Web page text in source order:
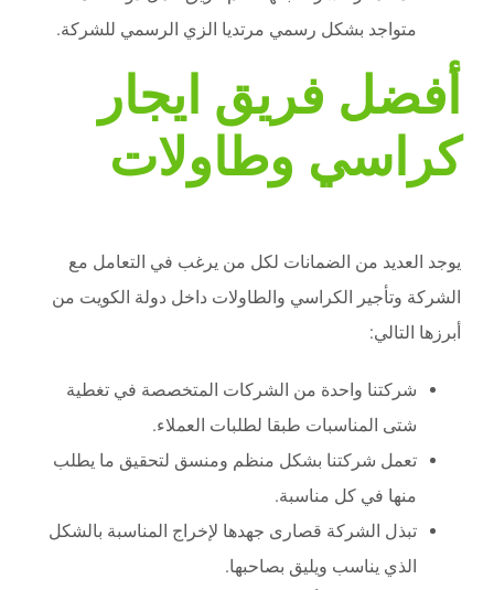
متواجد بشكل رسمي مرتديا الزي الرسمي للشركة.
أفضل فريق ايجار
كراسي وطاولات
يوجد العديد من الضمانات لكل من يرغب في التعامل مع
الشركة وتأجير الكراسي والطاولات داخل دولة الكويت من
أبرزها التالي:
شركتنا واحدة من الشركات المتخصصة في تغطية
شتى المناسبات طبقا لطلبات العملاء.
تعمل شركتنا بشكل منظم ومنسق لتحقيق ما يطلب
منها في كل مناسبة.
تبذل الشركة قصارى جهدها لإخراج المناسبة بالشكل
الذي يناسب ويليق بصاحبها.